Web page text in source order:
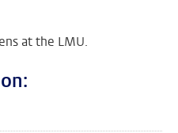
at the LMU.